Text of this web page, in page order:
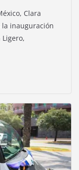
Clara
la inauguración